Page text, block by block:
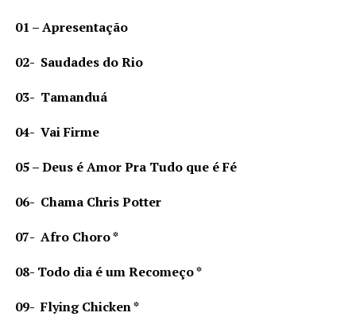
01 – Apresentação
02- Saudades do Rio
03- Tamanduá
04- Vai Firme
05 – Deus é Amor Pra Tudo que é Fé
06- Chama Chris Potter
07- Afro Choro *
08- Todo dia é um Recomeço *
09- Flying Chicken *